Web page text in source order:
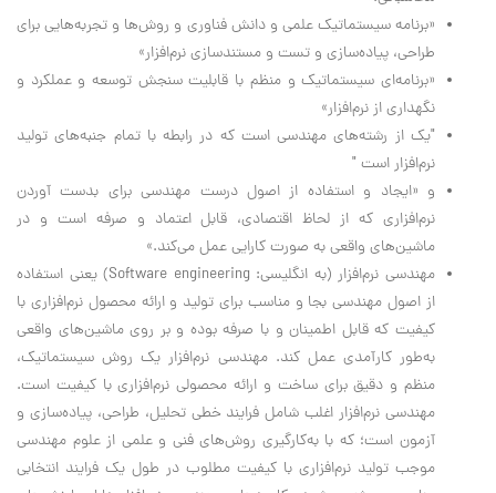
«برنامه سیستماتیک علمی و دانش فناوری و روش‌ها و تجربه‌هایی برای
طراحی، پیاده‌سازی و تست و مستندسازی نرم‌افزار»
«برنامه‌ای سیستماتیک و منظم با قابلیت سنجش توسعه و عملکرد و
نگهداری از نرم‌افزار»
"یک از رشته‌های مهندسی است که در رابطه با تمام جنبه‌های تولید
نرم‌افزار است "
و «ایجاد و استفاده از اصول درست مهندسی برای بدست آوردن
نرم‌افزاری که از لحاظ اقتصادی، قابل اعتماد و صرفه است و در
ماشین‌های واقعی به صورت کارایی عمل می‌کند.»
مهندسی نرم‌افزار (به انگلیسی: Software engineering) یعنی استفاده
از اصول مهندسی بجا و مناسب برای تولید و ارائه محصول نرم‌افزاری با
کیفیت که قابل اطمینان و با صرفه بوده و بر روی ماشین‌های واقعی
به‌طور کارآمدی عمل کند. مهندسی نرم‌افزار یک روش سیستماتیک،
منظم و دقیق برای ساخت و ارائه محصولی نرم‌افزاری با کیفیت است.
مهندسی نرم‌افزار اغلب شامل فرایند خطی تحلیل، طراحی، پیاده‌سازی و
آزمون است؛ که با به‌کارگیری روش‌های فنی و علمی از علوم مهندسی
موجب تولید نرم‌افزاری با کیفیت مطلوب در طول یک فرایند انتخابی